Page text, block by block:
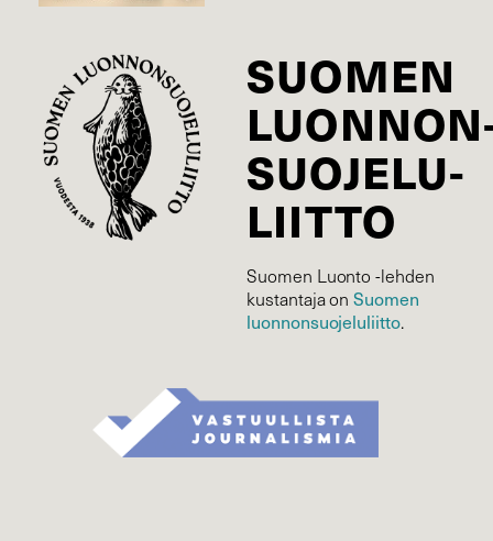
SUOMEN
SUOJELU­
LIITTO
Suomen Luonto -lehden
kustantaja onSuomen
luonnonsuojelu­liitto.